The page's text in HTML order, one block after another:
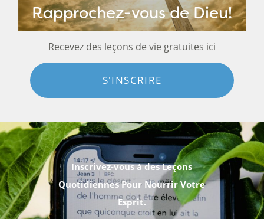
Rapprochez-vous de Dieu!
Recevez des leçons de vie gratuites ici
S'INSCRIRE
Inscrivez-vous à des Leçons
Quotidiennes Pour Nourrir Votre
Esprit.